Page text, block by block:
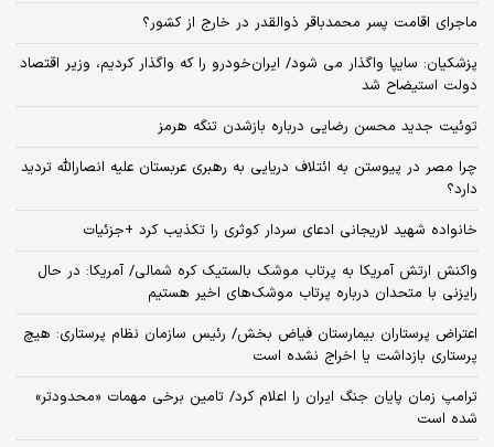
ماجرای اقامت پسر محمدباقر ذوالقدر در خارج از کشور؟
پزشکیان: سایپا واگذار می شود/ ایران‌خودرو را که واگذار کردیم، وزیر اقتصاد
دولت استیضاح شد
توئیت جدید محسن رضایی درباره بازشدن تنگه هرمز
چرا مصر در پیوستن به ائتلاف دریایی به رهبری عربستان علیه انصارالله تردید
دارد؟
خانواده شهید لاریجانی ادعای سردار کوثری را تکذیب کرد +جزئیات
واکنش ارتش آمریکا به پرتاب موشک بالستیک کره شمالی/ آمریکا: در حال
رایزنی با متحدان درباره پرتاب موشک‌های اخیر هستیم
اعتراض پرستاران بیمارستان فیاض بخش/ رئیس سازمان نظام پرستاری: هیچ
پرستاری بازداشت یا اخراج نشده است
ترامپ زمان پایان جنگ ایران را اعلام کرد/ تامین برخی مهمات «محدودتر»
شده است